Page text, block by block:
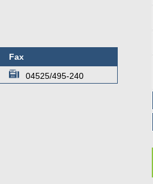
Fax
04525/495-240